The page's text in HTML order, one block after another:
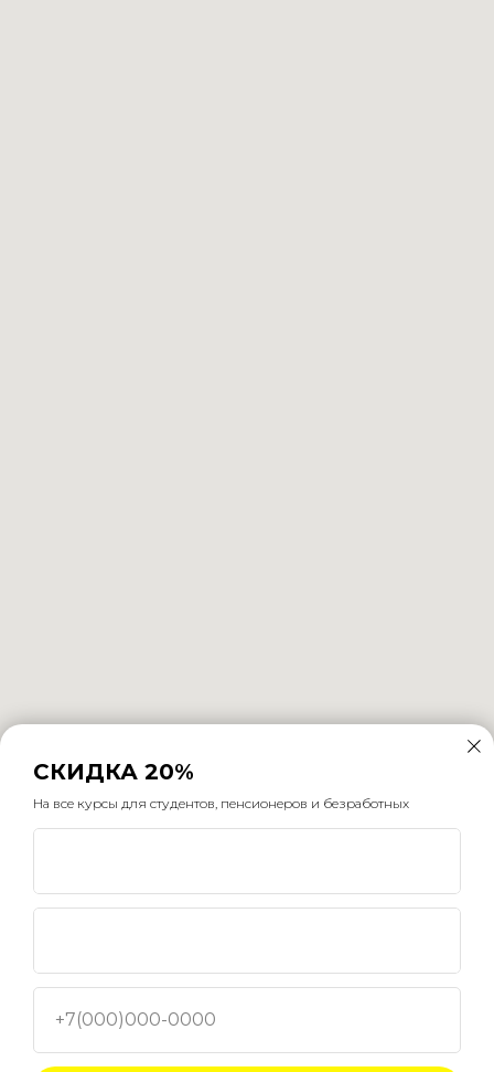
СКИДКА 20%
На все курсы для студентов, пенсионеров и безработных
+7(000)000-0000Разрешить все
Отменить все